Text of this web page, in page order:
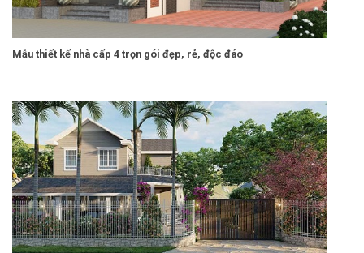
Mẫu thiết kế nhà cấp 4 trọn gói đẹp, rẻ, độc đáo